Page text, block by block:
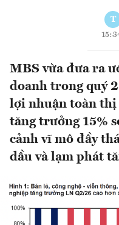
T
MBS vừa đưa ra
doanh trong quý
lợi nhuận toàn thị
tăng trưởng 15%
cảnh vĩ mô đầy
dầu và lạm phát